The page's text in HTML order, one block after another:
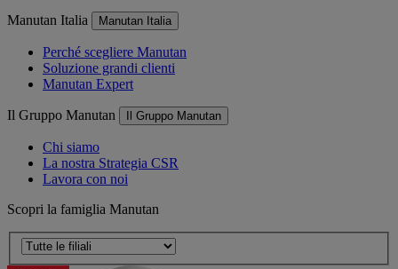
Manutan Italia Manutan Italia
Perché scegliere Manutan
Soluzione grandi clienti
Manutan Expert
Il Gruppo Manutan Il Gruppo Manutan
Chi siamo
La nostra Strategia CSR
Lavora con noi
Scopri la famiglia Manutan